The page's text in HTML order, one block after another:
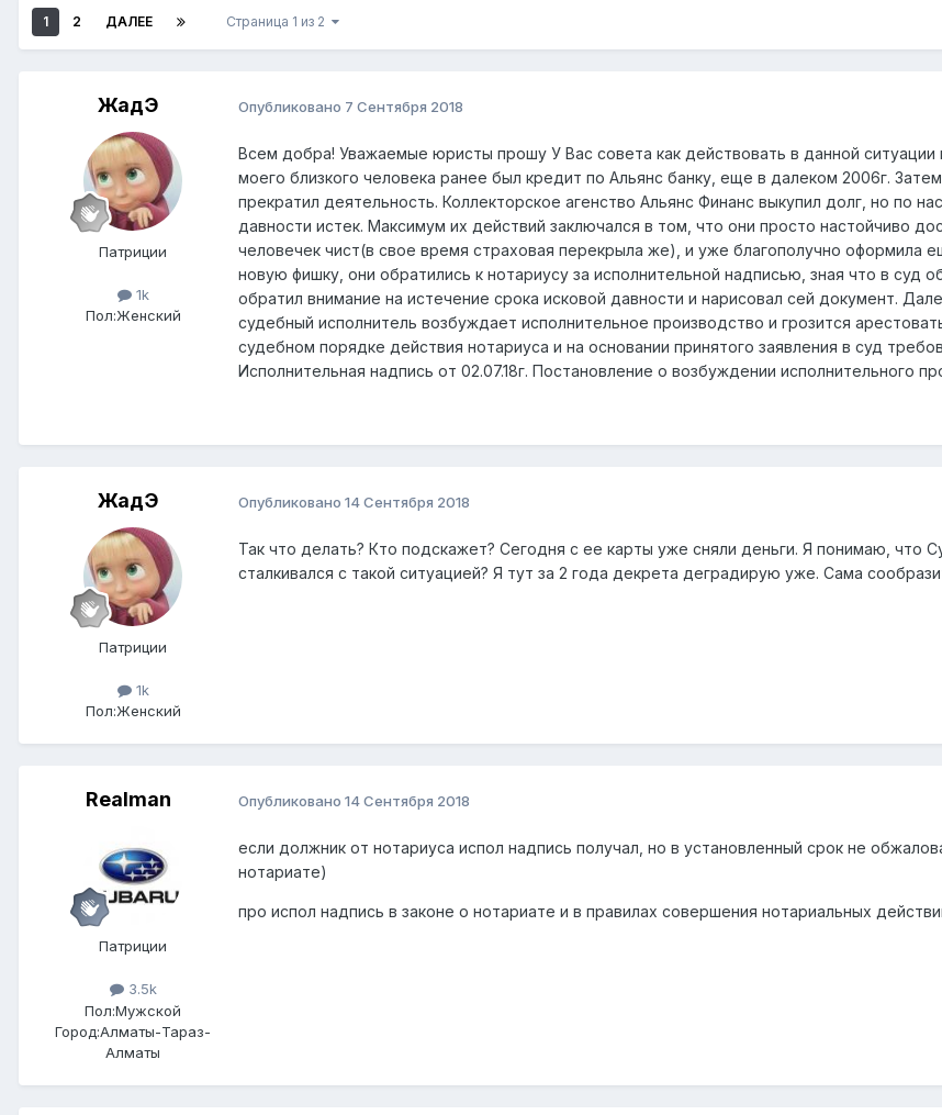
1 2 ДАЛЕЕ Страница 1 из 2
ЖадЭ
Патриции
1k
Пол:Женский
Опубликовано 7 Сентября 2018
Всем добра! Уважаемые юристы прошу У Вас совета как действовать в данной ситуации
моего близкого человека ранее был кредит по Альянс банку, еще в далеком 2006г.
прекратил деятельность. Коллекторское агенство Альянс Финанс выкупил долг, но по
давности истек. Максимум их действий заключался в том, что они просто настойчиво
человечек чист(в свое время страховая перекрыла же), и уже благополучно оформила
новую фишку, они обратились к нотариусу за исполнительной надписью, зная что в
обратил внимание на истечение срока исковой давности и нарисовал сей документ.
судебный исполнитель возбуждает исполнительное производство и грозится
судебном порядке действия нотариуса и на основании принятого заявления в суд
Исполнительная надпись от 02.07.18г. Постановление о возбуждении исполнительного
ЖадЭ
Патриции
1k
Пол:Женский
Опубликовано 14 Сентября 2018
Так что делать? Кто подскажет? Сегодня с ее карты уже сняли деньги. Я понимаю, что
сталкивался с такой ситуацией? Я тут за 2 года декрета деградирую уже. Сама
Realman
Патриции
3.5k
Пол:Мужской
Город:Алматы-Тараз-
Алматы
Опубликовано 14 Сентября 2018
если должник от нотариуса испол надпись получал, но в установленный срок не
нотариате)
про испол надпись в законе о нотариате и в правилах совершения нотариальных